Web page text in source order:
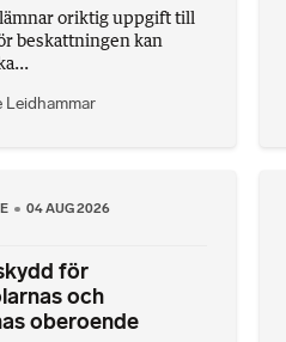
oriktig uppgift till
beskattningen kan
Leidhammar
04 AUG 2026
för
och
oberoende